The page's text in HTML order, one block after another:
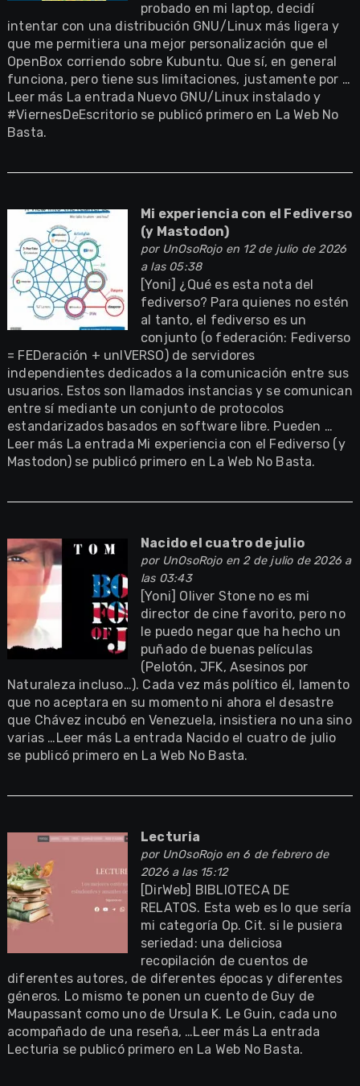
probado en mi laptop, decidí
intentar con una distribución GNU/Linux más ligera y
que me permitiera una mejor personalización que el
OpenBox corriendo sobre Kubuntu. Que sí, en general
funciona, pero tiene sus limitaciones, justamente por …
Leer más La entrada Nuevo GNU/Linux instalado y
#ViernesDeEscritorio se publicó primero en La Web No
Basta.
Mi experiencia con el Fediverso
(y Mastodon)
por UnOsoRojoen 12 de julio de 2026
a las 05:38
[Yoni] ¿Qué es esta nota del
fediverso? Para quienes no estén
al tanto, el fediverso es un
conjunto (o federación: Fediverso
= FEDeración + unIVERSO) de servidores
independientes dedicados a la comunicación entre sus
usuarios. Estos son llamados instancias y se comunican
entre sí mediante un conjunto de protocolos
estandarizados basados en software libre. Pueden …
Leer más La entrada Mi experiencia con el Fediverso (y
Mastodon) se publicó primero en La Web No Basta.
Nacido el cuatro de julio
por UnOsoRojoen 2 de julio de 2026 a
las 03:43
[Yoni] Oliver Stone no es mi
director de cine favorito, pero no
le puedo negar que ha hecho un
puñado de buenas películas
(Pelotón, JFK, Asesinos por
Naturaleza incluso…). Cada vez más político él, lamento
que no aceptara en su momento ni ahora el desastre
que Chávez incubó en Venezuela, insistiera no una sino
varias …Leer más La entrada Nacido el cuatro de julio
se publicó primero en La Web No Basta.
Lecturia
por UnOsoRojoen 6 de febrero de
2026 a las 15:12
[DirWeb] BIBLIOTECA DE
RELATOS. Esta web es lo que sería
mi categoría Op. Cit. si le pusiera
seriedad: una deliciosa
recopilación de cuentos de
diferentes autores, de diferentes épocas y diferentes
géneros. Lo mismo te ponen un cuento de Guy de
Maupassant como uno de Ursula K. Le Guin, cada uno
acompañado de una reseña, …Leer más La entrada
Lecturia se publicó primero en La Web No Basta.